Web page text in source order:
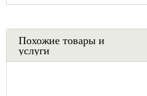
Похожие товары и
услуги